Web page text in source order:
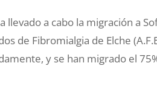
llevado a cabo la migración a
de Fibromialgia de Elche
y se han migrado el